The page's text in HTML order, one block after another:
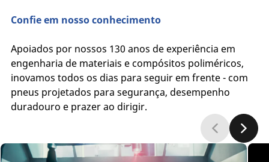
Confie em nosso conhecimento
Apoiados por nossos 130 anos de experiência em
engenharia de materiais e compósitos poliméricos,
inovamos todos os dias para seguir em frente - com
pneus projetados para segurança, desempenho
duradouro e prazer ao dirigir.